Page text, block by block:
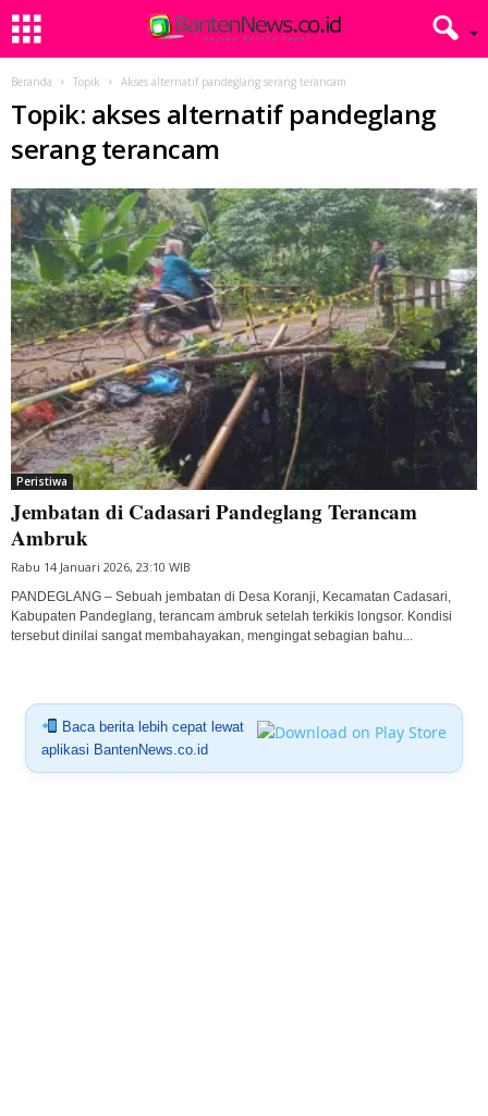
Beranda Topik Akses alternatif pandeglang serang terancam
Topik: akses alternatif pandeglang
serang terancam
Peristiwa
Jembatan di Cadasari Pandeglang Terancam
Ambruk
Rabu 14 Januari 2026, 23:10 WIB
PANDEGLANG – Sebuah jembatan di Desa Koranji, Kecamatan Cadasari,
Kabupaten Pandeglang, terancam ambruk setelah terkikis longsor. Kondisi
tersebut dinilai sangat membahayakan, mengingat sebagian bahu...
Baca berita lebih cepat lewat
aplikasi BantenNews.co.id